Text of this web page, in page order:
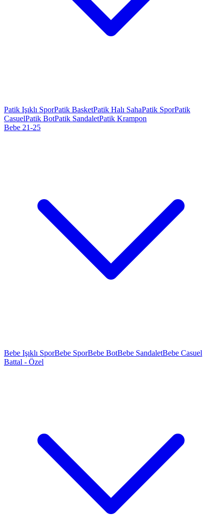
Patik Işıklı SporPatik BasketPatik Halı SahaPatik SporPatik
CasuelPatik BotPatik SandaletPatik Krampon
Bebe 21-25
Bebe Işıklı SporBebe SporBebe BotBebe SandaletBebe Casuel
Battal - Özel